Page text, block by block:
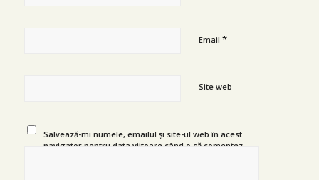
Email *
Site web
Salvează-mi numele, emailul și site-ul web în acest
navigator pentru data viitoare când o să comentez.